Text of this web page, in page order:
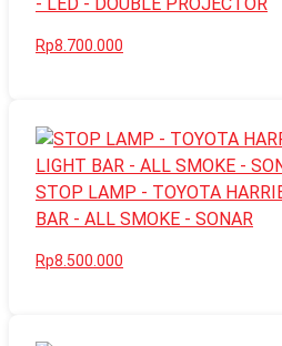
Rp8.700.000
STOP LAMP - TOYOTA
BAR - ALL SMOKE - SONAR
Rp8.500.000